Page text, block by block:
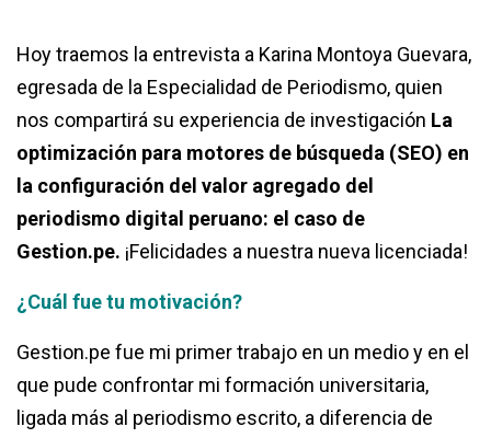
Hoy traemos la entrevista a Karina Montoya Guevara,
egresada de la Especialidad de Periodismo, quien
nos compartirá su experiencia de investigación La
optimización para motores de búsqueda (SEO) en
la configuración del valor agregado del
periodismo digital peruano: el caso de
Gestion.pe. ¡Felicidades a nuestra nueva licenciada!
¿Cuál fue tu motivación?
Gestion.pe fue mi primer trabajo en un medio y en el
que pude confrontar mi formación universitaria,
ligada más al periodismo escrito, a diferencia de